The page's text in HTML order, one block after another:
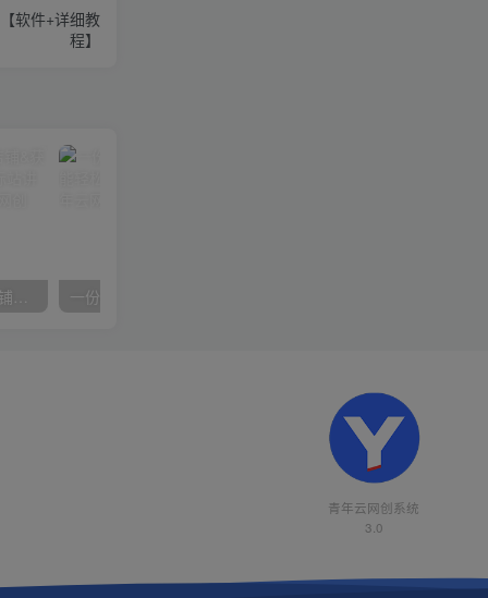
软件+详细教
程】
【阿里国际站】打造Top店铺&获得优质询盘客户，​95%的国际站讲师不会说的运营技巧
青年云网创系统
3.0